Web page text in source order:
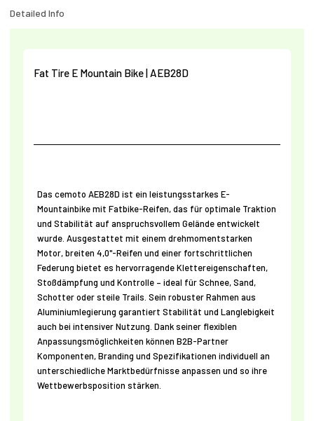
Detailed Info
Fat Tire EMountain Bike | AEB28D
Das cemoto AEB28D ist ein leistungsstarkes E-
Mountainbike mit Fatbike-Reifen, das für optimale Traktion
und Stabilität auf anspruchsvollem Gelände entwickelt
wurde. Ausgestattet mit einem drehmomentstarken
Motor, breiten 4,0"-Reifen und einer fortschrittlichen
Federung bietet es hervorragende Klettereigenschaften,
Stoßdämpfung und Kontrolle – ideal für Schnee, Sand,
Schotter oder steile Trails. Sein robuster Rahmen aus
Aluminiumlegierung garantiert Stabilität und Langlebigkeit
auch bei intensiver Nutzung. Dank seiner flexiblen
Anpassungsmöglichkeiten können B2B-Partner
Komponenten, Branding und Spezifikationen individuell an
unterschiedliche Marktbedürfnisse anpassen und so ihre
Wettbewerbsposition stärken.